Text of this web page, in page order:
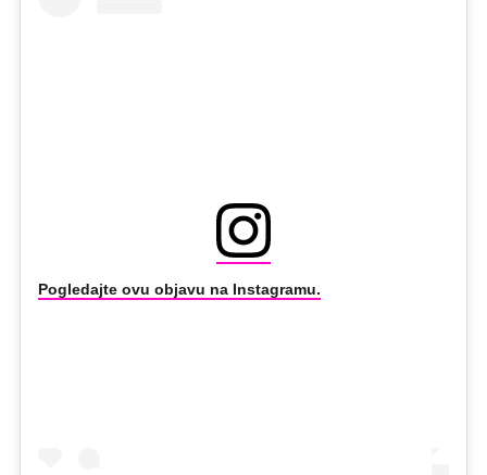
Pogledajte ovu objavu na Instagramu.